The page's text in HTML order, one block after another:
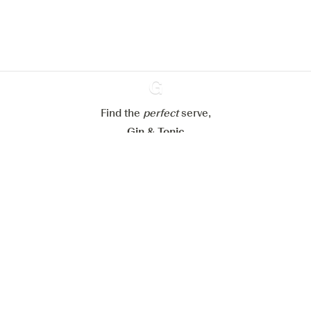
Ginventory
Find the perfectserve,
Gin & Tonic